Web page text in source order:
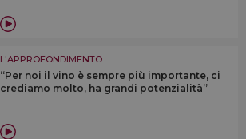
L'APPROFONDIMENTO
“Per noi il vino è sempre più importante, ci
crediamo molto, ha grandi potenzialità”